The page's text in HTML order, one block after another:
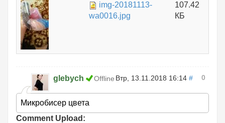
img-20181113-
wa0016.jpg
107.42
КБ
glebych Offline Втр, 13.11.2018 16:14 # 0
Микробисер цвета
Comment Upload: